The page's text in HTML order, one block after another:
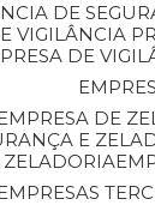
DE
VIGILÂNCIA
DE
EMPRESA DE
E
ZELADORIA
EMPRESAS